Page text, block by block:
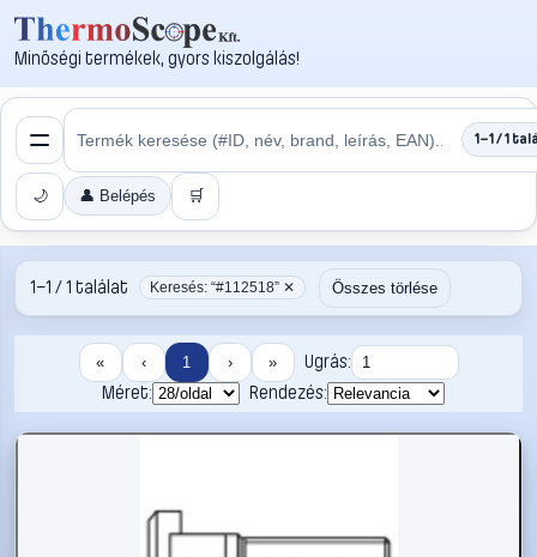
Minőségi termékek, gyors kiszolgálás!
1–1 / 1
🌙 👤 Belépés 🛒
1–1 / 1 találat Keresés: “#112518” ✕ Összes törlése
« ‹ 1 › »
Ugrás:
Méret:
Rendezés: